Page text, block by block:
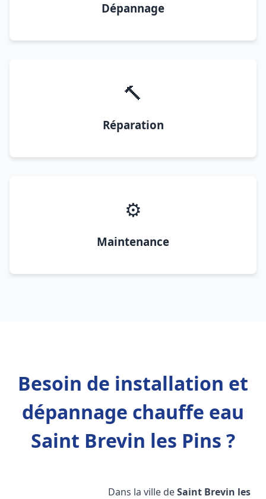
Dépannage
🔨
Réparation
⚙️
Maintenance
Besoin de installation et
dépannage chauffe eau
Saint Brevin les Pins ?
Dans la ville deSaint Brevin les